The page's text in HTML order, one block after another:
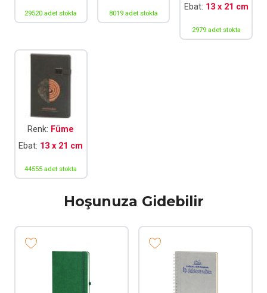
29520 adet stokta 8019 adet stokta
Ebat: 13 x 21 cm
2979 adet stokta
Renk: Füme
Ebat: 13 x 21 cm
44555 adet stokta
Hoşunuza Gidebilir